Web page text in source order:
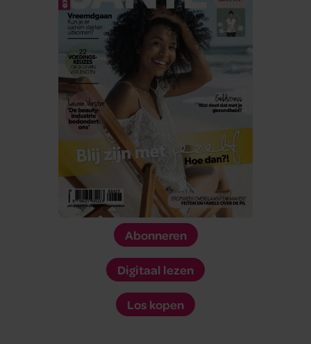
Abonneren
Digitaal lezen
Los kopen